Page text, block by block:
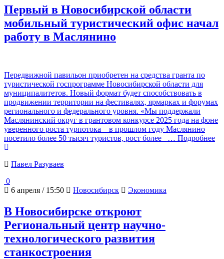
Первый в Новосибирской области
мобильный туристический офис начал
работу в Маслянино
Передвижной павильон приобретен на средства гранта по
туристической госпрограмме Новосибирской области для
муниципалитетов. Новый формат будет способствовать в
продвижении территории на фестивалях, ярмарках и форумах
регионального и федерального уровня. «Мы поддержали
Маслянинский округ в грантовом конкурсе 2025 года на фоне
уверенного роста турпотока – в прошлом году Маслянино
посетило более 50 тысяч туристов, рост более
… Подробнее
Павел Разуваев
0
6 апреля / 15:50
Новосибирск Экономика
В Новосибирске откроют
Региональный центр научно-
технологического развития
станкостроения